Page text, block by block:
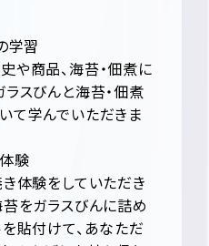
学習
や商品、海苔・佃煮に
スびんと海苔・佃煮
て学んでいただきま
験
体験をしていただき
苔をガラスびんに詰め
貼付けて、あなただ